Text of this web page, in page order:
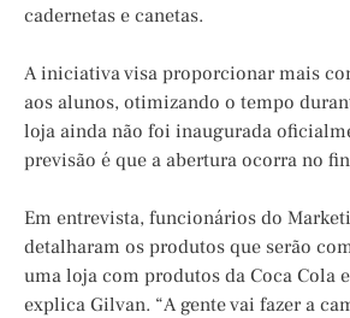
cadernetas e canetas.
A iniciativa visa proporcionar mais
aos alunos, otimizando o tempo
loja ainda não foi inaugurada
previsão é que a abertura ocorra no
Em entrevista, funcionários do
detalharam os produtos que serão
uma loja com produtos da Coca Cola
explica Gilvan. “A gente vai fazer a